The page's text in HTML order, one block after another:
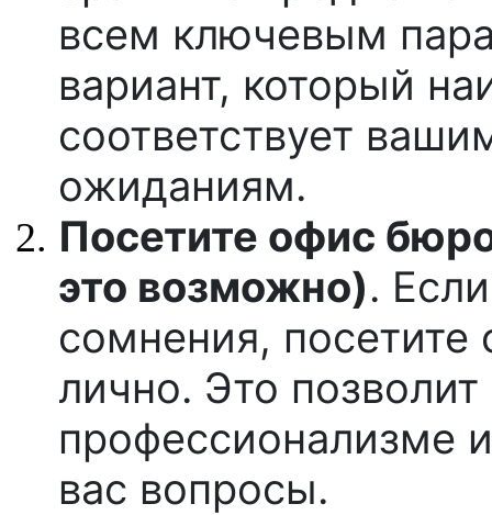
всем ключевым
вариант, который
соответствует
ожиданиям.
Посетите офис
это возможно).
сомнения,
лично. Это
профессионализме
вас вопросы.